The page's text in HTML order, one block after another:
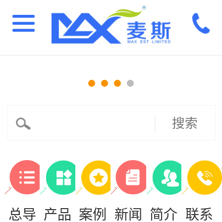
搜索
总导 产品 案例 新闻 简介 联系